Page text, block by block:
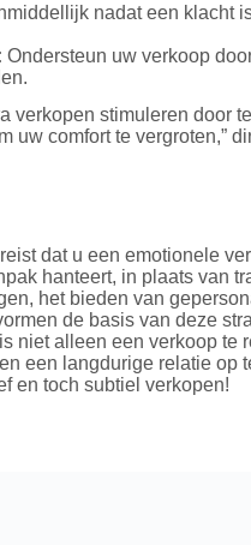
nadat een klacht
Ondersteun uw verkoop
verkopen stimuleren door
uw comfort te vergroten,”
dat u een emotionele
hanteert, in plaats van
het bieden van
de basis van deze
niet alleen een verkoop te
een langdurige relatie op
en toch subtiel verkopen!